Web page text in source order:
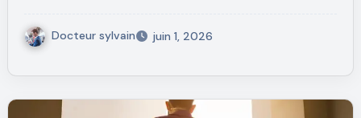
Docteur sylvain juin 1, 2026